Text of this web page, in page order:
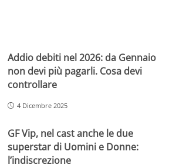
Addio debiti nel 2026: da Gennaio
non devi più pagarli. Cosa devi
controllare
4 Dicembre 2025
GF Vip, nel cast anche le due
superstar di Uomini e Donne:
l’indiscrezione